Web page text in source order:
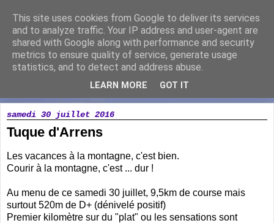
Running Loisir Vicomtais
Association de course à pied à la Chaize le Vicomte
samedi 30 juillet 2016
Tuque d'Arrens
Les vacances à la montagne, c'est bien.
Courir à la montagne, c'est ... dur !
Au menu de ce samedi 30 juillet, 9,5km de course mais
surtout 520m de D+ (dénivelé positif)
Premier kilomètre sur du "plat" ou les sensations sont
This site uses cookies from Google to deliver its services
and to analyze traffic. Your IP address and user-agent are
shared with Google along with performance and security
metrics to ensure quality of service, generate usage
statistics, and to detect and address abuse.
LEARN MORE GOT IT